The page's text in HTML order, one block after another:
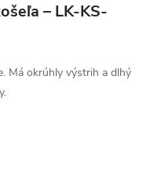
– LK-KS-
Má okrúhly výstrih a dlhý